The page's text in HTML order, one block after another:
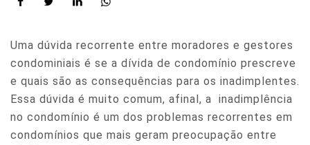
Uma dúvida recorrente entre moradores e gestores
condominiais é se a dívida de condomínio prescreve
e quais são as consequências para os inadimplentes.
Essa dúvida é muito comum, afinal, a inadimplência
no condomínio é um dos problemas recorrentes em
condomínios que mais geram preocupação entre